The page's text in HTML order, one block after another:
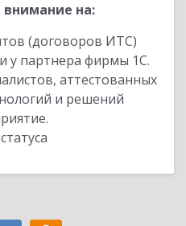
внимание на:
(договоров ИТС)
у партнера фирмы 1С.
аттестованных
и решений